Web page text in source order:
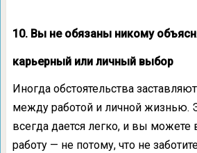
10. Вы не обязаны никому
карьерный или личный выбор
Иногда обстоятельства
между работой и личной жизнью.
всегда дается легко, и вы можете
работу — не потому, что не